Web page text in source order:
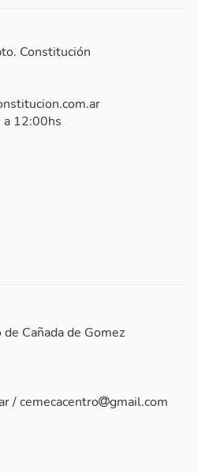
Constitución
a 12:00hs
Cañada de Gomez
/ cemecacentro
gmail.com